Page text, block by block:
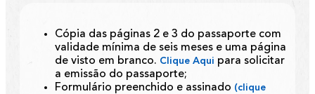
Cópia das páginas 2 e 3 do passaporte com
validade mínima de seis meses e uma página
de visto em branco. Clique Aqui para solicitar
a emissão do passaporte;
Formulário preenchido e assinado (clique